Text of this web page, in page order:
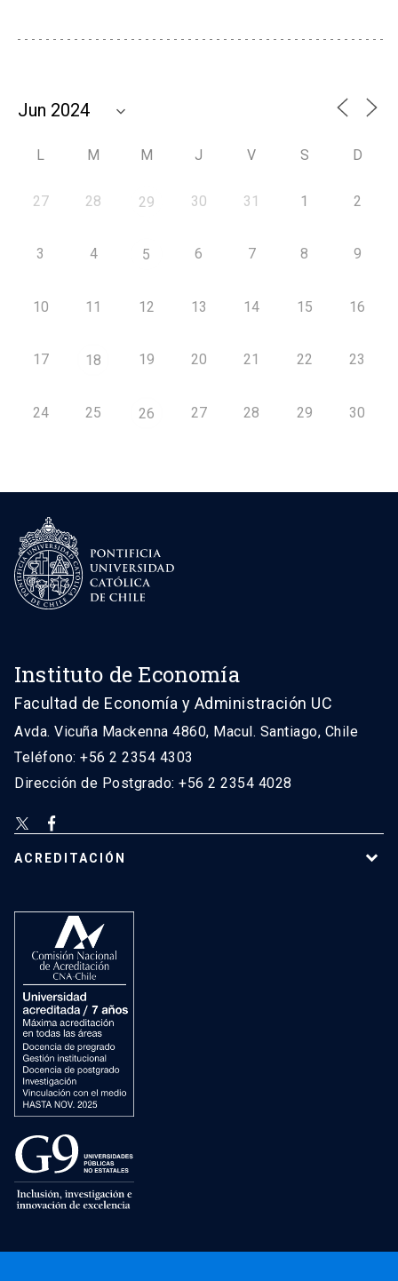
L M M J V S D
27 28 29 30 31 1 2
3 4 5 6 7 8 9
10 11 12 13 14 15 16
17 18 19 20 21 22 23
24 25 26 27 28 29 30
Instituto de Economía
Facultad de Economía y Administración UC
Avda. Vicuña Mackenna 4860, Macul. Santiago, Chile
Teléfono: +56 2 2354 4303
Dirección de Postgrado: +56 2 2354 4028
ACREDITACIÓN